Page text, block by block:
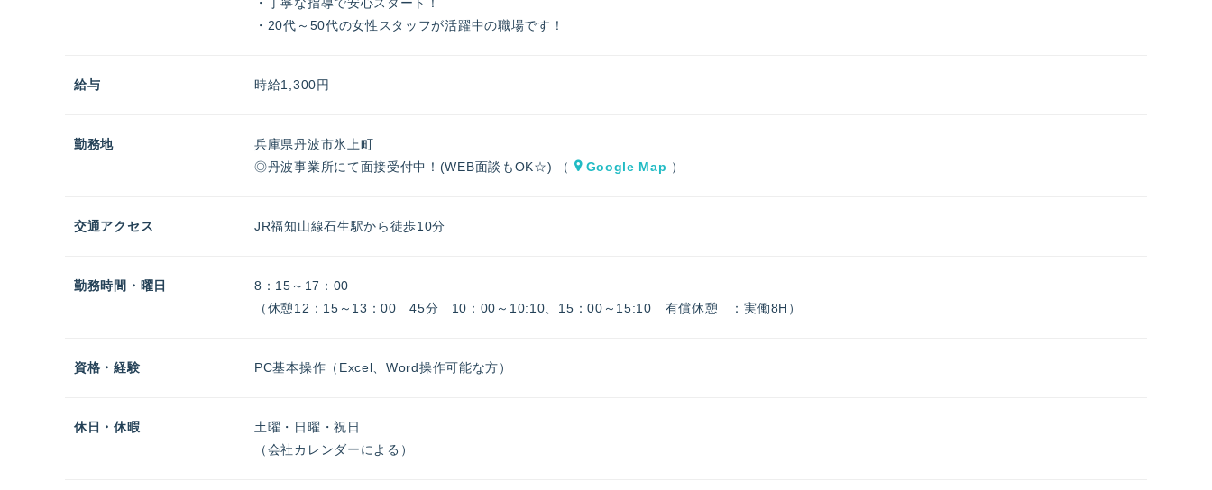
・20代～50代の女性スタッフが活躍中の職場です！
給与 時給1,300円
勤務地
兵庫県丹波市氷上町
◎丹波事業所にて面接受付中！(WEB面談もOK☆) （
Google Map ）
交通アクセス JR福知山線石生駅から徒歩10分
勤務時間・曜日
8：15～17：00
（休憩12：15～13：00 45分 10：00～10:10、15：00～15:10 有償休憩 ：実働8H）
資格・経験 PC基本操作（Excel、Word操作可能な方）
休日・休暇
土曜・日曜・祝日
（会社カレンダーによる）